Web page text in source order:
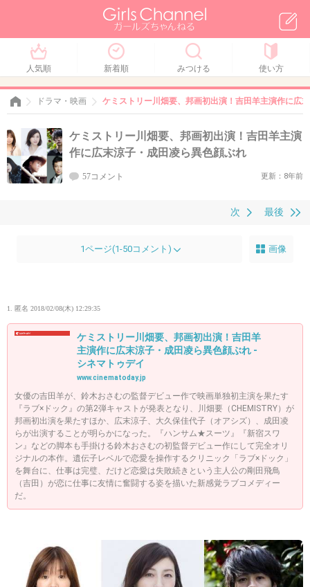
人気順 新着順 みつける 使い方
ドラマ・映画 ケミストリー川畑要、邦画初出演！吉田羊主演作に広
ケミストリー川畑要、邦画初出演！吉田羊主演
作に広末涼子・成田凌ら異色顔ぶれ
57コメント 更新：8年前
最後
次
1ページ(1-50コメント) 画像
1. 匿名 2018/02/08(木) 12:29:35
ケミストリー川畑要、邦画初出演！吉田羊
主演作に広末涼子・成田凌ら異色顔ぶれ -
シネマトゥデイ
www.cinematoday.jp
女優の吉田羊が、鈴木おさむの監督デビュー作で映画単独初主演を果たす
『ラブ×ドック』の第2弾キャストが発表となり、川畑要（CHEMISTRY）が
邦画初出演を果たすほか、広末涼子、大久保佳代子（オアシズ）、成田凌
らが出演することが明らかになった。『ハンサム★スーツ』『新宿スワ
ン』などの脚本も手掛ける鈴木おさむの初監督デビュー作にして完全オリ
ジナルの本作。遺伝子レベルで恋愛を操作するクリニック「ラブ×ドック」
を舞台に、仕事は完璧、だけど恋愛は失敗続きという主人公の剛田飛鳥
（吉田）が恋に仕事に友情に奮闘する姿を描いた新感覚ラブコメディー
だ。